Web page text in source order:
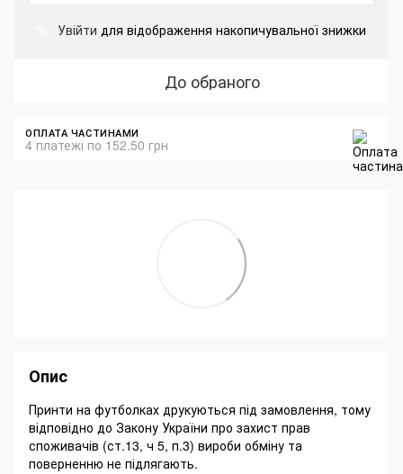
Увійти для відображення накопичувальної знижки
До обраного
ОПЛАТА ЧАСТИНАМИ
4 платежі по 152.50 грн
Опис
Принти на футболках друкуються під замовлення, тому
відповідно до Закону України про захист прав
споживачів (ст.13, ч 5, п.3) вироби обміну та
поверненню не підлягають.